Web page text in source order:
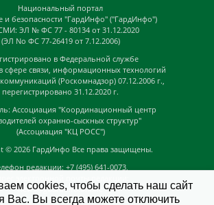
Национальный портал
и безопасности "ГардИнфо" ("ГардИнфо")
ЭЛ № ФС 77 - 80134 от 31.12.2020
(ЭЛ No ФС 77-26419 от 7.12.2006)
в Федеральной службе
сфере связи, информационных технологий
(Роскомнадзор) 07.12.2006 г.,
перегистрировано 31.12.2020 г.
Ассоциация "Координационный центр
охранно-сыскных структур"
(Ассоциация "КЦ РОСС")
© 2026 ГардИнфо Все права защищены.
редакции: +7 (495) 641-0073,
news@guardinfo.online
cookies, чтобы сделать наш сайт
Вас. Вы всегда можете отключить